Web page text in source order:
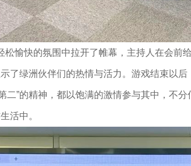
愉快的氛围中拉开了帷幕，主持人在会前
了绿洲伙伴们的热情与活力。游戏结束以
二”的精神，都以饱满的激情参与其中，不
活中。